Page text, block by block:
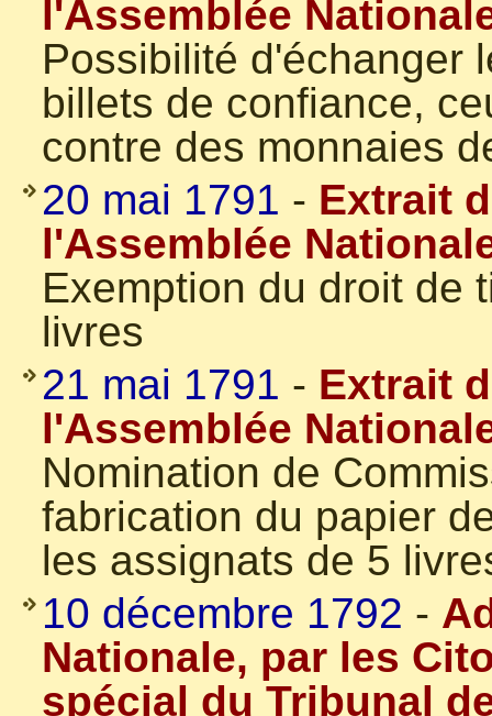
l'Assemblée
Possibilité d'échanger
billets de confiance,
contre des monnaies
20 mai 1791 - Extrait
l'Assemblée
Exemption du droit de
livres
21 mai 1791 - Extrait
l'Assemblée
Nomination de
fabrication du papier
les assignats de 5
10 décembre 1792 -
Nationale, par les
spécial du Tribunal